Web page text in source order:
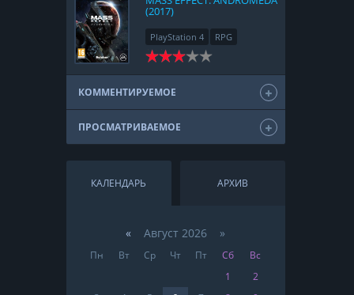
(2017)
PlayStation 4 RPG
КОММЕНТИРУЕМОЕ
ПРОСМАТРИВАЕМОЕ
КАЛЕНДАРЬ АРХИВ
« Август 2026 »
Пн Вт Ср Чт Пт Сб
Вс
1
2